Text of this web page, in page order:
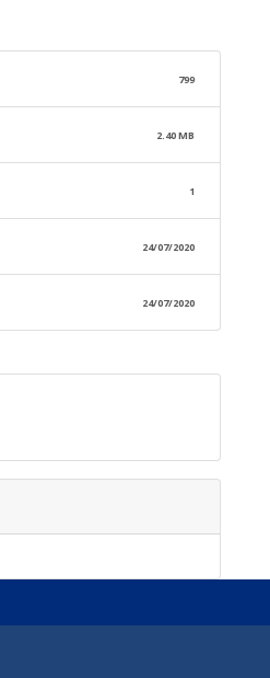
799
2.40 MB
1
24/07/2020
24/07/2020